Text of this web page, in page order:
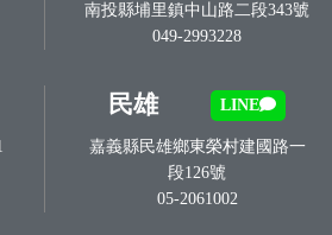
南投縣埔里鎮中山路二段343號
049-2993228
民雄 LINE
嘉義縣民雄鄉東榮村建國路一
段126號
05-2061002